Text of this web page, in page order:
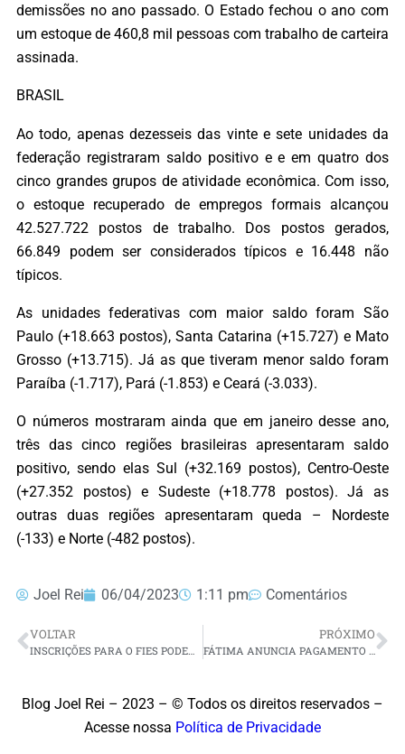
demissões no ano passado. O Estado fechou o ano com
um estoque de 460,8 mil pessoas com trabalho de carteira
assinada.
BRASIL
Ao todo, apenas dezesseis das vinte e sete unidades da
federação registraram saldo positivo e e em quatro dos
cinco grandes grupos de atividade econômica. Com isso,
o estoque recuperado de empregos formais alcançou
42.527.722 postos de trabalho. Dos postos gerados,
66.849 podem ser considerados típicos e 16.448 não
típicos.
As unidades federativas com maior saldo foram São
Paulo (+18.663 postos), Santa Catarina (+15.727) e Mato
Grosso (+13.715). Já as que tiveram menor saldo foram
Paraíba (-1.717), Pará (-1.853) e Ceará (-3.033).
O números mostraram ainda que em janeiro desse ano,
três das cinco regiões brasileiras apresentaram saldo
positivo, sendo elas Sul (+32.169 postos), Centro-Oeste
(+27.352 postos) e Sudeste (+18.778 postos). Já as
outras duas regiões apresentaram queda – Nordeste
(-133) e Norte (-482 postos).
Joel Rei 06/04/2023 1:11 pm Comentários
VOLTAR
INSCRIÇÕES PARA O FIES PODEM SER FEITAS ATÉ AS 23H59 DE HOJE
PRÓXIMO
FÁTIMA ANUNCIA PAGAMENTO DE PARTE DAS DIÁRIAS OPERACIONAIS ATRASADAS DA SEGURANÇA PÚBLICA
Blog Joel Rei – 2023 – © Todos os direitos reservados –
Acesse nossa Política de Privacidade